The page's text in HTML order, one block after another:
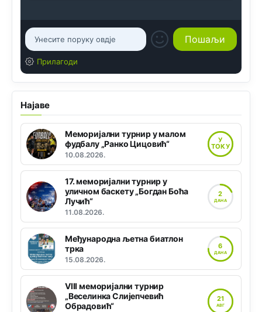
Прилагоди
Најаве
Меморијални турнир у малом
фудбалу „Ранко Цицовић“
10.08.2026.
У
ТОКУ
17. меморијални турнир у
уличном баскету „Богдан Боћа
Лучић“
11.08.2026.
2
ДАНА
Међународна љетна биатлон
трка
15.08.2026.
6
ДАНА
VIII меморијални турнир
„Веселинка Слијепчевић
Обрадовић“
21
АВГ